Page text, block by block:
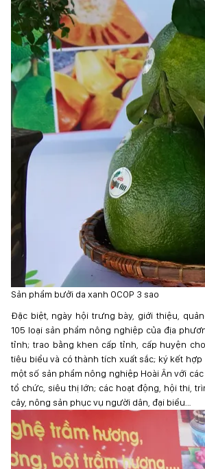
Sản phẩm bưởi da xanh OCOP 3 sao
Đặc biệt, ngày hội trưng bày, giới thiệu,
105 loại sản phẩm nông nghiệp của địa
tỉnh; trao bằng khen cấp tỉnh, cấp huyện
tiêu biểu và có thành tích xuất sắc; ký kết
một số sản phẩm nông nghiệp Hoài Ân với
tổ chức, siêu thị lớn; các hoạt động, hội thi,
cây, nông sản phục vụ người dân, đại biểu…